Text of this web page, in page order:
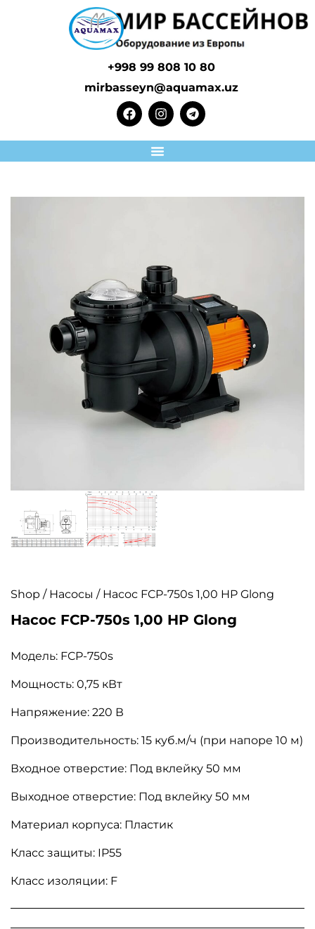
+998 99 808 10 80
mirbasseyn@aquamax.uz
Shop / Насосы / Насос FCP-750s 1,00 HP Glong
Насос FCP-750s 1,00 HP Glong
Модель: FCP-750s
Мощность: 0,75 кВт
Напряжение: 220 В
Производительность: 15 куб.м/ч (при напоре 10 м)
Входное отверстие: Под вклейку 50 мм
Выходное отверстие: Под вклейку 50 мм
Материал корпуса: Пластик
Класс защиты: IP55
Класс изоляции: F